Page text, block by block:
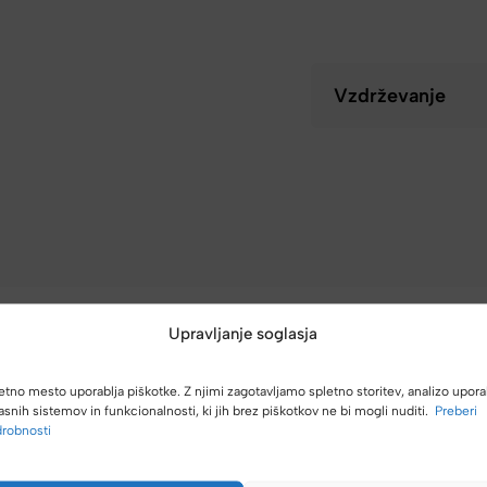
Upravljanje soglasja
mesto uporablja piškotke. Z njimi zagotavljamo spletno storitev, analizo
sistemov in funkcionalnosti, ki jih brez piškotkov ne bi mogli nuditi. Preberi
Vzdrževanje